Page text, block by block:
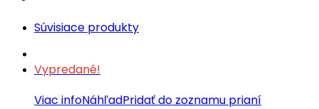
Súvisiace produkty
Vypredané!
Viac infoNáhľadPridať do zoznamu prianí